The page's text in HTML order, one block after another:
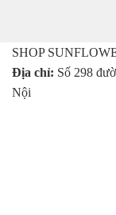
SHOP
Địa chỉ: Số 298
Nội